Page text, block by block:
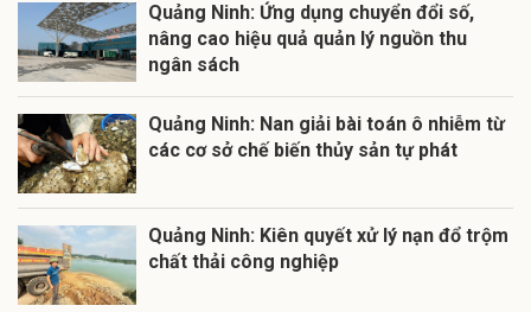
Quảng Ninh: Ứng dụng chuyển đổi số,
nâng cao hiệu quả quản lý nguồn thu
ngân sách
Quảng Ninh: Nan giải bài toán ô nhiễm từ
các cơ sở chế biến thủy sản tự phát
Quảng Ninh: Kiên quyết xử lý nạn đổ trộm
chất thải công nghiệp